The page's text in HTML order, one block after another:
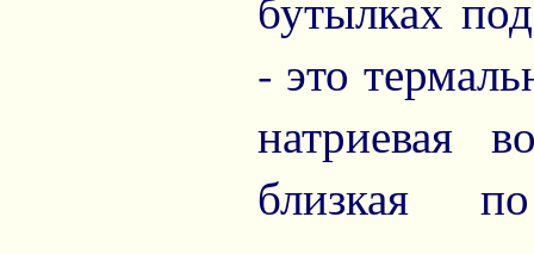
- это
натриевая
близкая